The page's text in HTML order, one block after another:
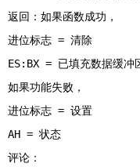
返回：如果函数成功，
进位标志 = 清除
ES:BX = 已填充数据缓冲
如果功能失败，
进位标志 = 设置
AH = 状态